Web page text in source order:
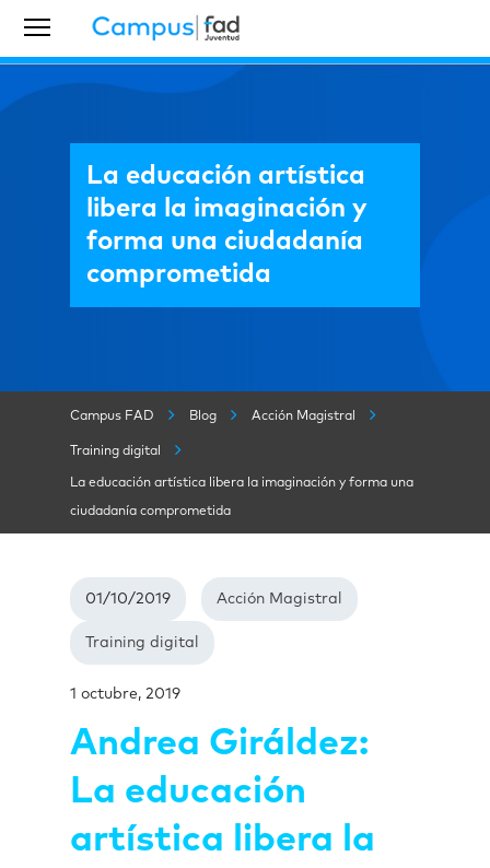
La educación artística
libera la imaginación y
forma una ciudadanía
comprometida
Campus FAD Blog Acción Magistral
Training digital
La educación artística libera la imaginación y forma una
ciudadanía comprometida
01/10/2019 Acción Magistral
Training digital
1 octubre, 2019
Andrea Giráldez:
La educación
artística libera la